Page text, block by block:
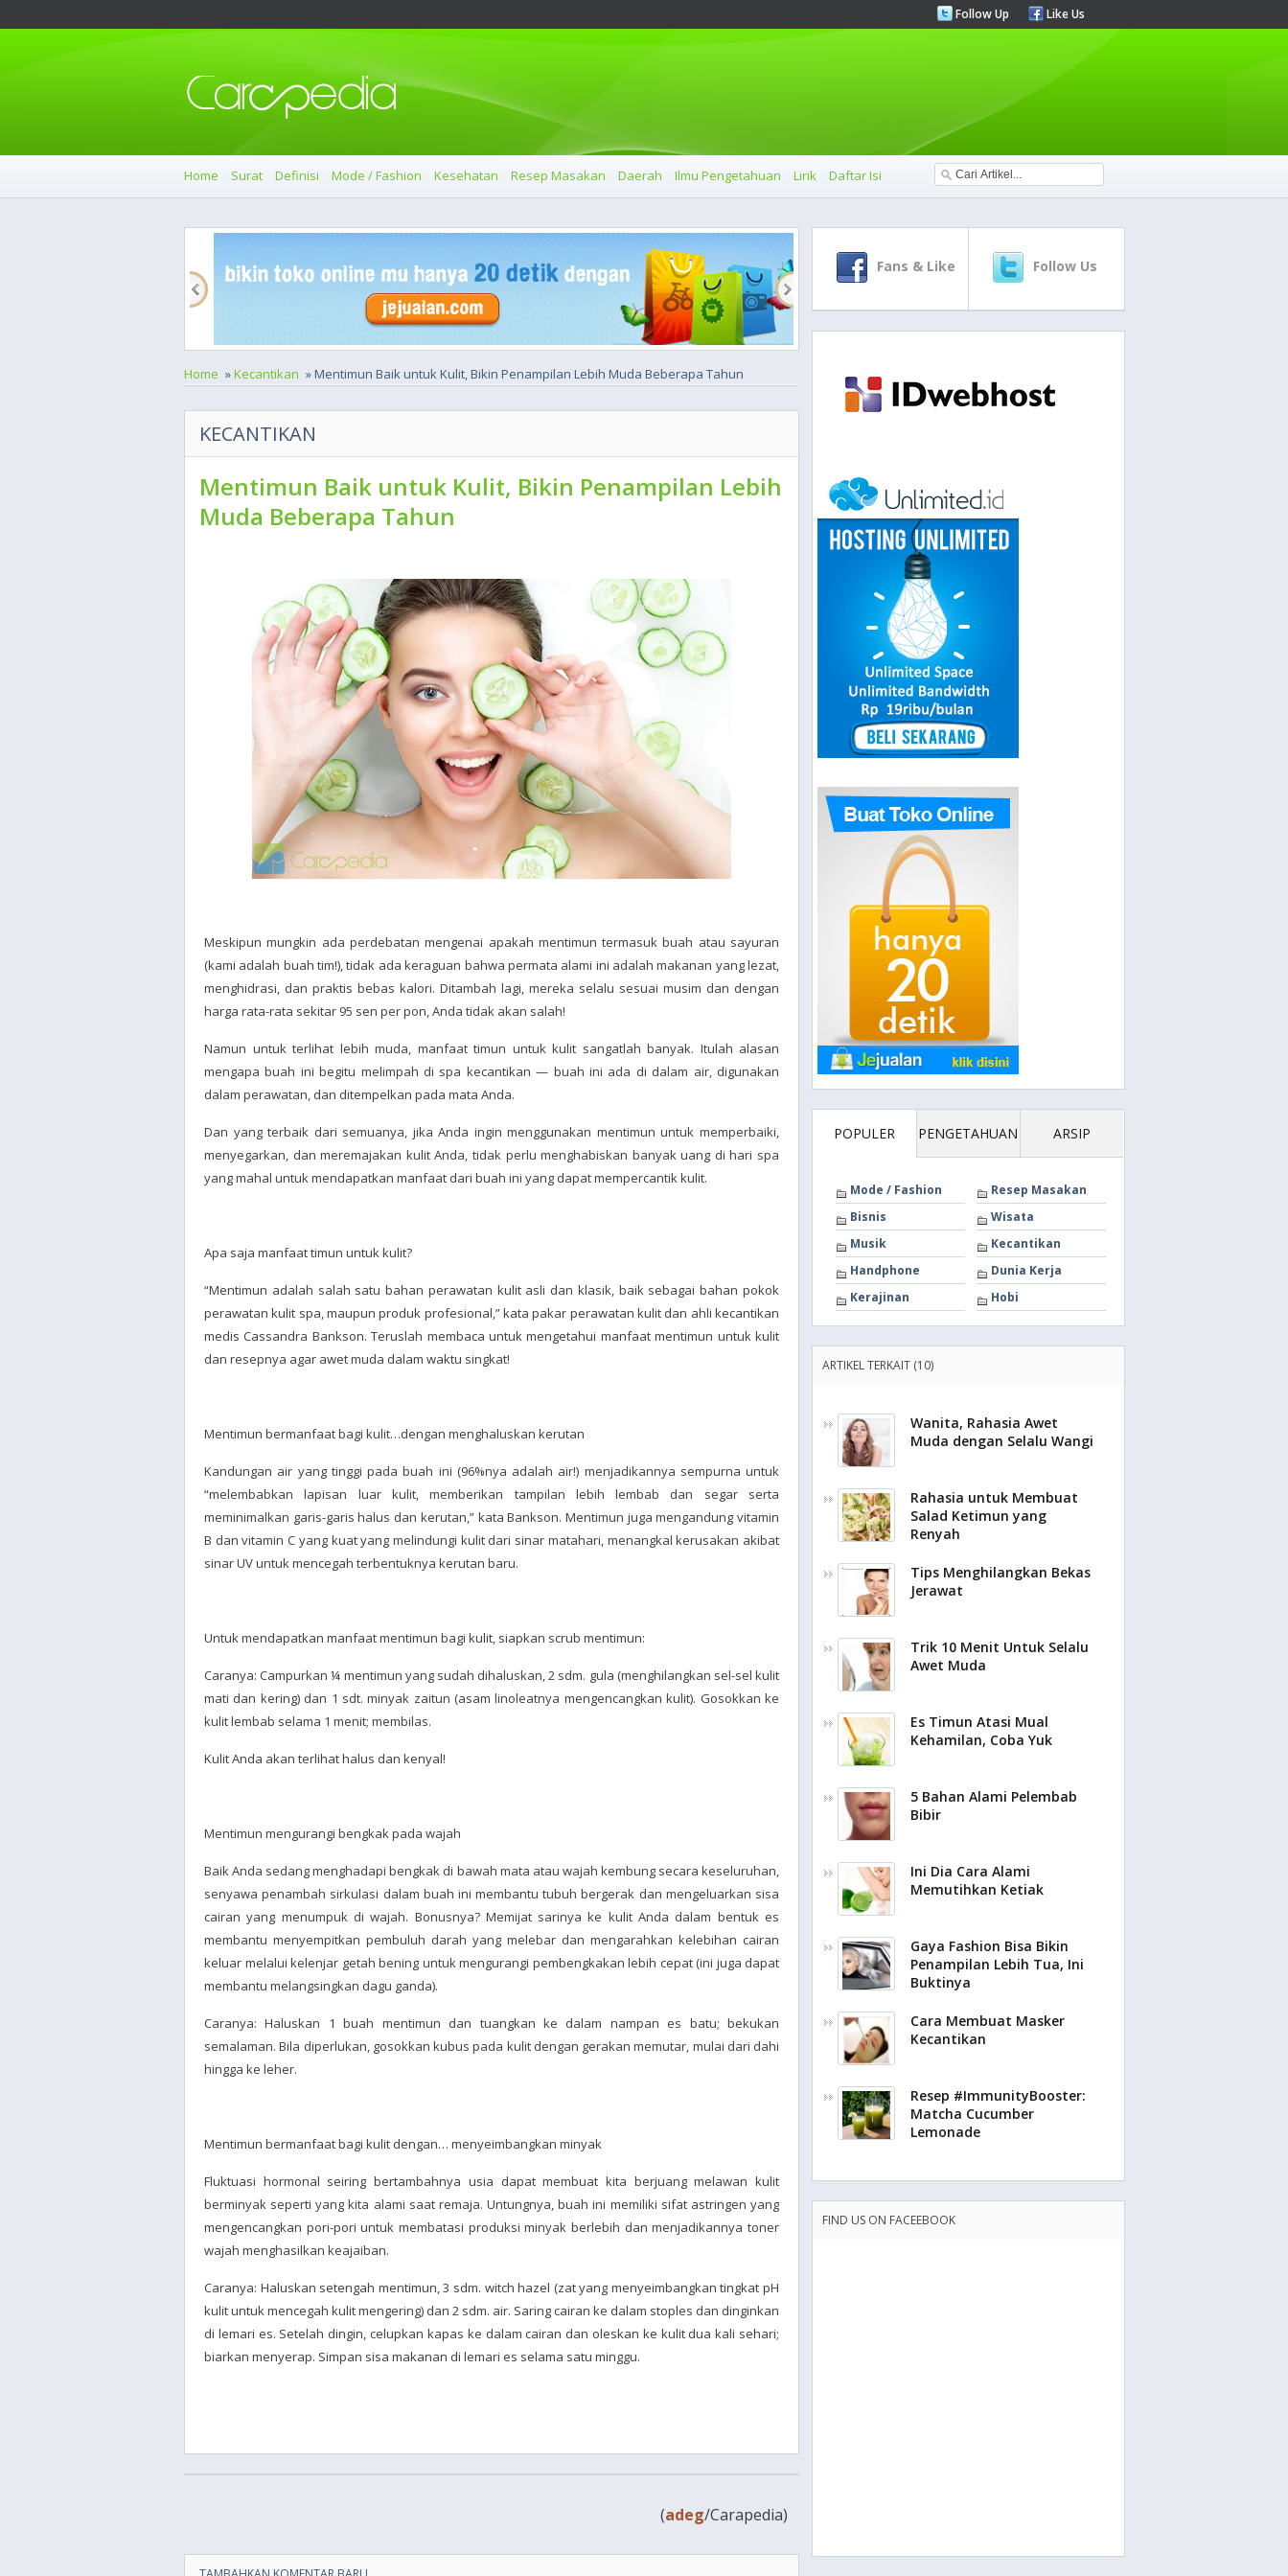
Follow Up Like Us
Home Surat Definisi Mode / Fashion Kesehatan Resep Masakan Daerah Ilmu Pengetahuan Lirik Daftar Isi
Home »Kecantikan » Mentimun Baik untuk Kulit, Bikin Penampilan Lebih Muda Beberapa Tahun
KECANTIKAN
Mentimun Baik untuk Kulit, Bikin Penampilan Lebih
Muda Beberapa Tahun
Meskipun mungkin ada perdebatan mengenai apakah mentimun termasuk buah atau sayuran
(kami adalah buah tim!), tidak ada keraguan bahwa permata alami ini adalah makanan yang lezat,
menghidrasi, dan praktis bebas kalori. Ditambah lagi, mereka selalu sesuai musim dan dengan
harga rata-rata sekitar 95 sen per pon, Anda tidak akan salah!
Namun untuk terlihat lebih muda, manfaat timun untuk kulit sangatlah banyak. Itulah alasan
mengapa buah ini begitu melimpah di spa kecantikan — buah ini ada di dalam air, digunakan
dalam perawatan, dan ditempelkan pada mata Anda.
Dan yang terbaik dari semuanya, jika Anda ingin menggunakan mentimun untuk memperbaiki,
menyegarkan, dan meremajakan kulit Anda, tidak perlu menghabiskan banyak uang di hari spa
yang mahal untuk mendapatkan manfaat dari buah ini yang dapat mempercantik kulit.
Apa saja manfaat timun untuk kulit?
“Mentimun adalah salah satu bahan perawatan kulit asli dan klasik, baik sebagai bahan pokok
perawatan kulit spa, maupun produk profesional,” kata pakar perawatan kulit dan ahli kecantikan
medis Cassandra Bankson. Teruslah membaca untuk mengetahui manfaat mentimun untuk kulit
dan resepnya agar awet muda dalam waktu singkat!
Mentimun bermanfaat bagi kulit…dengan menghaluskan kerutan
Kandungan air yang tinggi pada buah ini (96%nya adalah air!) menjadikannya sempurna untuk
“melembabkan lapisan luar kulit, memberikan tampilan lebih lembab dan segar serta
meminimalkan garis-garis halus dan kerutan,” kata Bankson. Mentimun juga mengandung vitamin
B dan vitamin C yang kuat yang melindungi kulit dari sinar matahari, menangkal kerusakan akibat
sinar UV untuk mencegah terbentuknya kerutan baru.
Untuk mendapatkan manfaat mentimun bagi kulit, siapkan scrub mentimun:
Caranya: Campurkan ¼ mentimun yang sudah dihaluskan, 2 sdm. gula (menghilangkan sel-sel kulit
mati dan kering) dan 1 sdt. minyak zaitun (asam linoleatnya mengencangkan kulit). Gosokkan ke
kulit lembab selama 1 menit; membilas.
Kulit Anda akan terlihat halus dan kenyal!
Mentimun mengurangi bengkak pada wajah
Baik Anda sedang menghadapi bengkak di bawah mata atau wajah kembung secara keseluruhan,
senyawa penambah sirkulasi dalam buah ini membantu tubuh bergerak dan mengeluarkan sisa
cairan yang menumpuk di wajah. Bonusnya? Memijat sarinya ke kulit Anda dalam bentuk es
membantu menyempitkan pembuluh darah yang melebar dan mengarahkan kelebihan cairan
keluar melalui kelenjar getah bening untuk mengurangi pembengkakan lebih cepat (ini juga dapat
membantu melangsingkan dagu ganda).
Caranya: Haluskan 1 buah mentimun dan tuangkan ke dalam nampan es batu; bekukan
semalaman. Bila diperlukan, gosokkan kubus pada kulit dengan gerakan memutar, mulai dari dahi
hingga ke leher.
Mentimun bermanfaat bagi kulit dengan… menyeimbangkan minyak
Fluktuasi hormonal seiring bertambahnya usia dapat membuat kita berjuang melawan kulit
berminyak seperti yang kita alami saat remaja. Untungnya, buah ini memiliki sifat astringen yang
mengencangkan pori-pori untuk membatasi produksi minyak berlebih dan menjadikannya toner
wajah menghasilkan keajaiban.
Caranya: Haluskan setengah mentimun, 3 sdm. witch hazel (zat yang menyeimbangkan tingkat pH
kulit untuk mencegah kulit mengering) dan 2 sdm. air. Saring cairan ke dalam stoples dan dinginkan
di lemari es. Setelah dingin, celupkan kapas ke dalam cairan dan oleskan ke kulit dua kali sehari;
biarkan menyerap. Simpan sisa makanan di lemari es selama satu minggu.
(adeg/Carapedia)
Fans & Like Follow Us
POPULER PENGETAHUAN ARSIP
Mode / Fashion
Resep Masakan
Bisnis
Wisata
Musik
Kecantikan
Handphone
Dunia Kerja
Kerajinan
Hobi
ARTIKEL TERKAIT (10)
Wanita, Rahasia Awet
Muda dengan Selalu Wangi
Rahasia untuk Membuat
Salad Ketimun yang
Renyah
Tips Menghilangkan Bekas
Jerawat
Trik 10 Menit Untuk Selalu
Awet Muda
Es Timun Atasi Mual
Kehamilan, Coba Yuk
5 Bahan Alami Pelembab
Bibir
Ini Dia Cara Alami
Memutihkan Ketiak
Gaya Fashion Bisa Bikin
Penampilan Lebih Tua, Ini
Buktinya
Cara Membuat Masker
Kecantikan
Resep #ImmunityBooster:
Matcha Cucumber
Lemonade
FIND US ON FACEEBOOK